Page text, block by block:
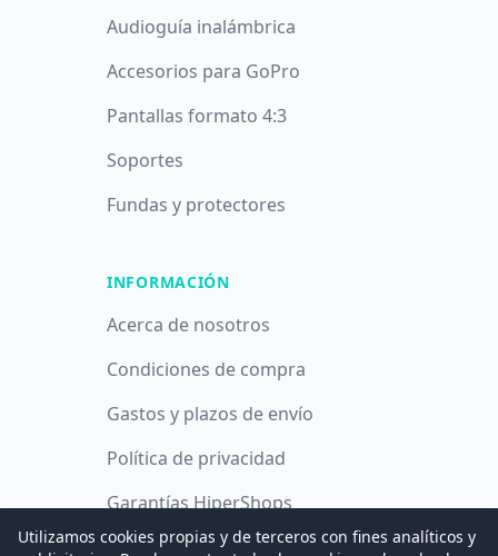
Audioguía inalámbrica
Accesorios para GoPro
Pantallas formato 4:3
Soportes
Fundas y protectores
INFORMACIÓN
Acerca de nosotros
Condiciones de compra
Gastos y plazos de envío
Política de privacidad
Garantías HiperShops
Política de cookies
Utilizamos cookies propias y de terceros con fines analíticos y